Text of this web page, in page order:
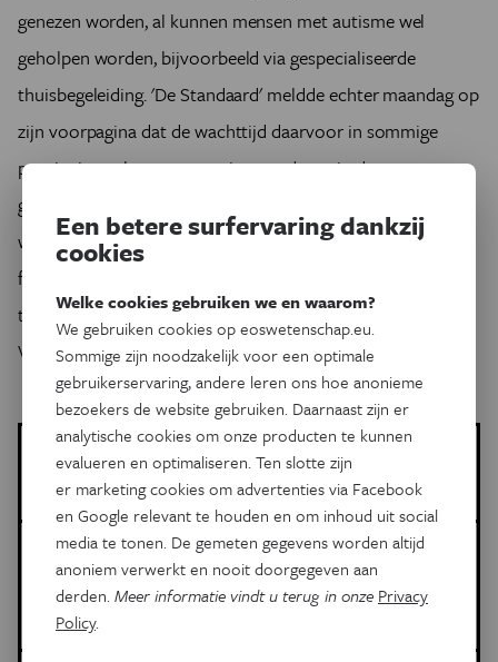
genezen worden, al kunnen mensen met autisme wel
geholpen worden, bijvoorbeeld via gespecialiseerde
thuisbegeleiding. 'De Standaard' meldde echter maandag op
zijn voorpagina dat de wachttijd daarvoor in sommige
provincies oploopt tot zes jaar, en dat er in de sector
gevreesd wordt voor een nieuwe budgettaire krimp
wanneer volgend jaar de zogenaamde 'persoonsvolgende
financiering' geïntroduceerd wordt, die een zorgbudget
toekent aan personen en niet langer aan instellingen.
Verbetering is dus nog niet in zicht.
Tim Vernimmen
Meer artikels van deze auteur
Meer over de volgende onderwerpen:
Autisme: wat zegt de wetenschap?
proefdieren
Een betere surfervaring dankzij
cookies
Welke cookies gebruiken we en waarom?
We gebruiken cookies op eoswetenschap.eu.
Sommige zijn noodzakelijk voor een optimale
gebruikerservaring, andere leren ons hoe anonieme
bezoekers de website gebruiken. Daarnaast zijn er
analytische cookies om onze producten te kunnen
evalueren en optimaliseren. Ten slotte zijn
er marketing cookies om advertenties via Facebook
en Google relevant te houden en om inhoud uit social
media te tonen. De gemeten gegevens worden altijd
anoniem verwerkt en nooit doorgegeven aan
derden.Meer informatie vindt u terug in onze Privacy
Policy.